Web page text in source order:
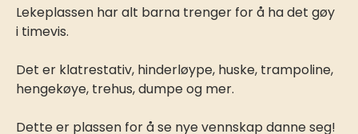
Lekeplassen har alt barna trenger for å ha det gøy
i timevis.
Det er klatrestativ, hinderløype, huske, trampoline,
hengekøye, trehus, dumpe og mer.
Dette er plassen for å se nye vennskap danne seg!